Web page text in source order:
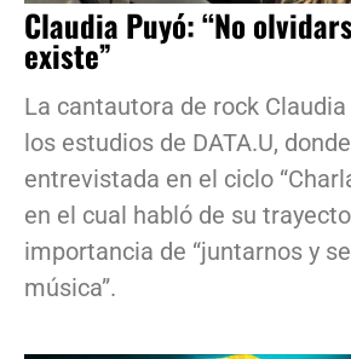
Claudia Puyó: “No
existe”
La cantautora de rock
los estudios de DATA.U,
entrevistada en el ciclo
en el cual habló de su
importancia de “juntarnos y
música”.